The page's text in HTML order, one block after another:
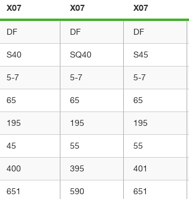
X07 X07 X07
DF DF DF
S40 SQ40 S45
5-7 5-7 5-7
65 65 65
195 195 195
45 55 55
400 395 401
651 590 651